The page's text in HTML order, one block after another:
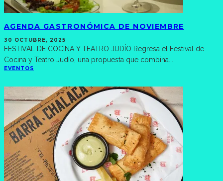
AGENDA GASTRONÓMICA DE NOVIEMBRE
30 OCTUBRE, 2025
FESTIVAL DE COCINA Y TEATRO JUDÍO Regresa el Festival de
Cocina y Teatro Judío, una propuesta que combina
EVENTOS